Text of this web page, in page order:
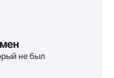
не был